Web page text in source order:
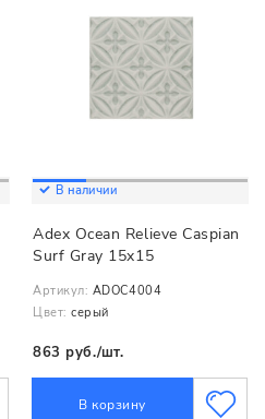
В наличии
Adex Ocean Relieve Caspian
Surf Gray 15x15
Артикул: ADOC4004
Цвет: серый
863 руб./шт.
В корзину